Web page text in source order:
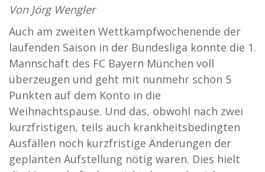
Von Jörg Wengler
Auch am zweiten Wettkampfwochenende der
laufenden Saison in der Bundesliga konnte die 1.
Mannschaft des FC Bayern München voll
überzeugen und geht mit nunmehr schon 5
Punkten auf dem Konto in die
Weihnachtspause. Und das, obwohl nach zwei
kurzfristigen, teils auch krankheitsbedingten
Ausfällen noch kurzfristige Änderungen der
geplanten Aufstellung nötig waren. Dies hielt